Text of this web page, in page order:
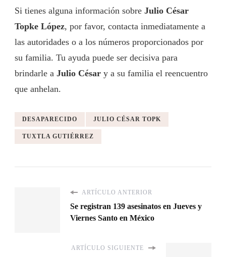
Si tienes alguna información sobre Julio César
Topke López, por favor, contacta inmediatamente a
las autoridades o a los números proporcionados por
su familia. Tu ayuda puede ser decisiva para
brindarle a Julio César y a su familia el reencuentro
que anhelan.
DESAPARECIDO JULIO CÉSAR TOPK
TUXTLA GUTIÉRREZ
ARTÍCULO ANTERIOR
Se registran 139 asesinatos en Jueves y
Viernes Santo en México
ARTÍCULO SIGUIENTE